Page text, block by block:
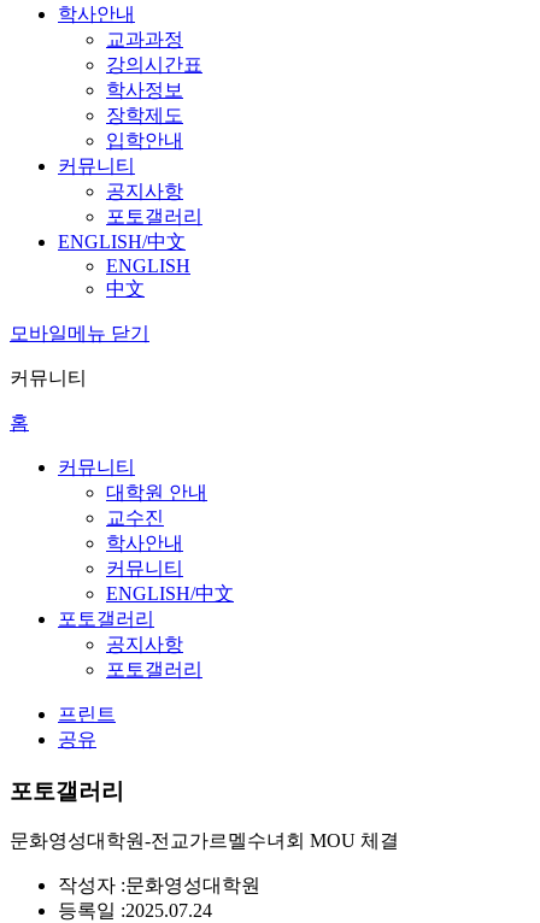
학사안내
교과과정
강의시간표
학사정보
장학제도
입학안내
커뮤니티
공지사항
포토갤러리
ENGLISH/中文
ENGLISH
中文
모바일메뉴 닫기
커뮤니티
홈
커뮤니티
대학원 안내
교수진
학사안내
커뮤니티
ENGLISH/中文
포토갤러리
공지사항
포토갤러리
프린트
공유
포토갤러리
문화영성대학원-전교가르멜수녀회 MOU 체결
작성자 :문화영성대학원
등록일 :2025.07.24